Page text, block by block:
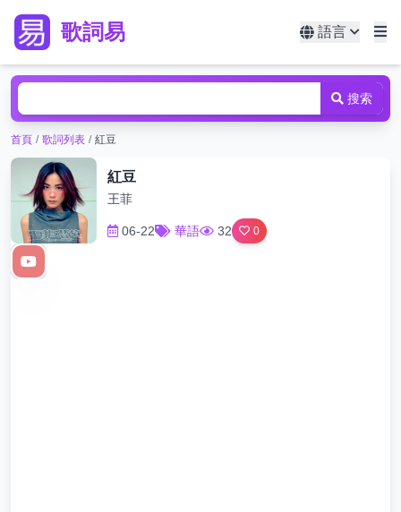
歌詞易 語言
搜索
首頁 / 歌詞列表 / 紅豆
紅豆
王菲
06-22 華語 32 0